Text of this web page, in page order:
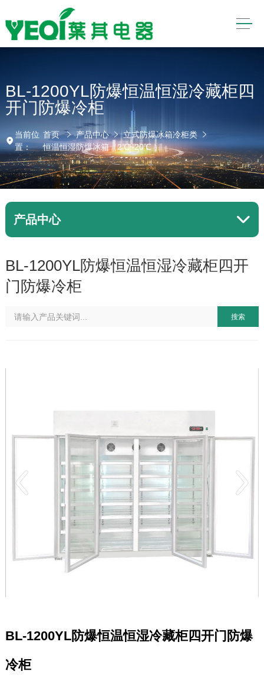
BL-1200YL防爆恒温恒湿冷藏柜四
开门防爆冷柜
当前位
置：
首页 产品中心
立式防爆冰箱冷柜类
恒温恒湿防爆冰箱（2℃~20℃ ）
产品中心
BL-1200YL防爆恒温恒湿冷藏柜四开
门防爆冷柜
搜索
BL-1200YL防爆恒温恒湿冷藏柜四开门防爆
冷柜